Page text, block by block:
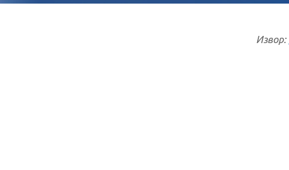
Извор: